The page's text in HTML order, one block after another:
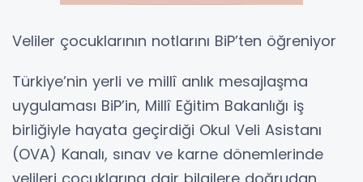
Veliler çocuklarının notlarını BiP’ten öğreniyor
Türkiye’nin yerli ve millî anlık mesajlaşma
uygulaması BiP’in, Millî Eğitim Bakanlığı iş
birliğiyle hayata geçirdiği Okul Veli Asistanı
(OVA) Kanalı, sınav ve karne dönemlerinde